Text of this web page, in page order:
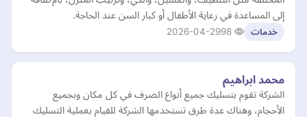
إلى المساعدة في رعاية الأطفال أو كبار السن عند الحاجة.
خدمات 2026-04-29
محمد ابراهيم
الشركة تقوم بتسليك جميع أنواع الصرف في كل مكان وبجميع
الأحجام، وهناك عدة طرق تستخدمها الشركة للقيام بعملية التسليك